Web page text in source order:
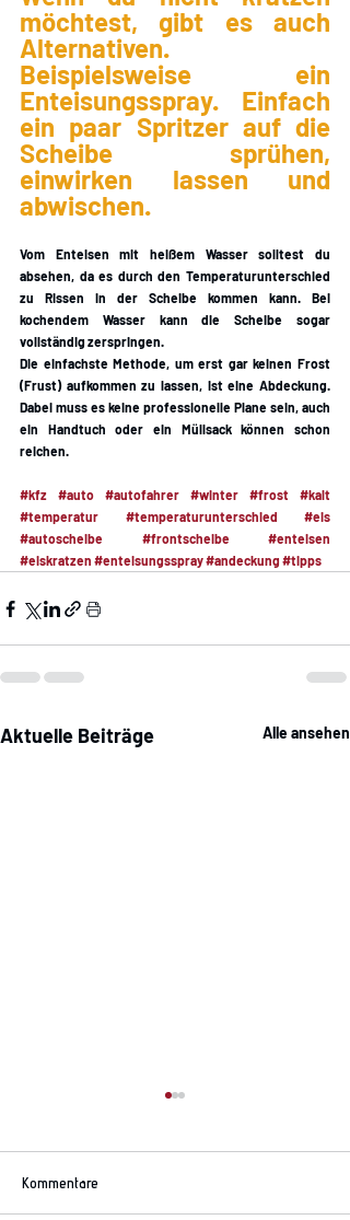
möchtest, gibt es auch
Alternativen.
Beispielsweise ein
Enteisungsspray. Einfach
ein paar Spritzer auf die
Scheibe sprühen,
einwirken lassen und
abwischen.
Vom Enteisen mit heißem Wasser solltest du
absehen, da es durch den Temperaturunterschied
zu Rissen in der Scheibe kommen kann. Bei
kochendem Wasser kann die Scheibe sogar
vollständig zerspringen.
Die einfachste Methode, um erst gar keinen Frost
(Frust) aufkommen zu lassen, ist eine Abdeckung.
Dabei muss es keine professionelle Plane sein, auch
ein Handtuch oder ein Müllsack können schon
reichen.
#kfz #auto #autofahrer #winter #frost
#kalt
#temperatur
#temperaturunterschied
#eis
#autoscheibe
#frontscheibe
#enteisen
#eiskratzen #enteisungsspray#andeckung #tipps
Aktuelle Beiträge Alle ansehen
Kommentare